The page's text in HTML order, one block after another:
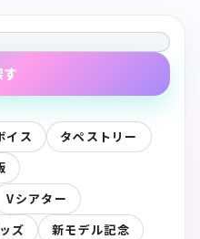
イス
タペストリー
Vシアター
ズ
新モデル記念